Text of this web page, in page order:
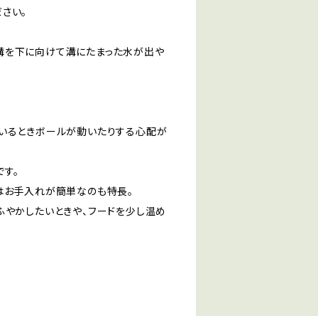
い。
下に向けて溝にたまった水が出や
るときボールが動いたりする心配が
。
お手入れが簡単なのも特長。
かしたいときや、フードを少し温め